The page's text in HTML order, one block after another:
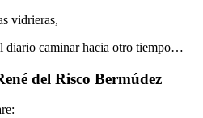
vidrieras,
diario caminar hacia otro tiempo…
del Risco Bermúdez